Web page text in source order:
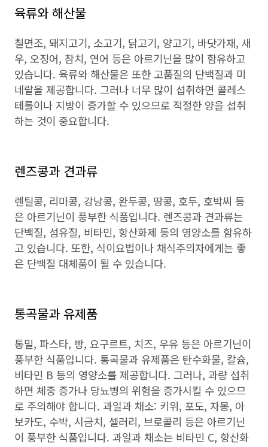
육류와 해산물
칠면조, 돼지고기, 소고기, 닭고기, 양고기, 바닷가재, 새
우, 오징어, 참치, 연어 등은 아르기닌을 많이 함유하고
있습니다. 육류와 해산물은 또한 고품질의 단백질과 미
네랄을 제공합니다. 그러나 너무 많이 섭취하면 콜레스
테롤이나 지방이 증가할 수 있으므로 적절한 양을 섭취
하는 것이 중요합니다.
렌즈콩과 견과류
렌틸콩, 리마콩, 강낭콩, 완두콩, 땅콩, 호두, 호박씨 등
은 아르기닌이 풍부한 식품입니다. 렌즈콩과 견과류는
단백질, 섬유질, 비타민, 항산화제 등의 영양소를 함유하
고 있습니다. 또한, 식이요법이나 채식주의자에게는 좋
은 단백질 대체품이 될 수 있습니다.
통곡물과 유제품
통밀, 파스타, 빵, 요구르트, 치즈, 우유 등은 아르기닌이
풍부한 식품입니다. 통곡물과 유제품은 탄수화물, 칼슘,
비타민 B 등의 영양소를 제공합니다. 그러나, 과량 섭취
하면 체중 증가나 당뇨병의 위험을 증가시킬 수 있으므
로 주의해야 합니다. 과일과 채소: 키위, 포도, 자몽, 아
보카도, 수박, 시금치, 셀러리, 브로콜리 등은 아르기닌
이 풍부한 식품입니다. 과일과 채소는 비타민 C, 항산화